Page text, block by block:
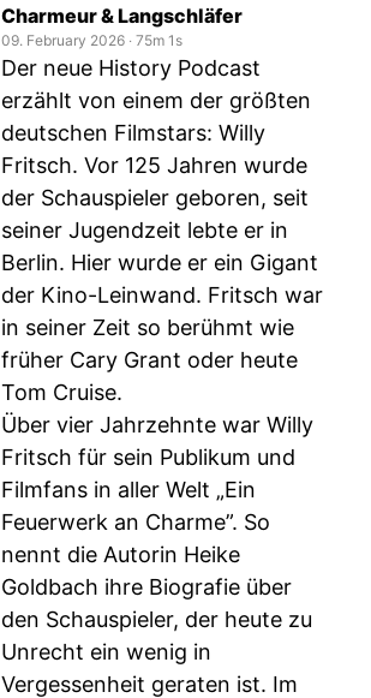
Charmeur & Langschläfer
09. February 2026 ‧ 75m 1s
Der neue History Podcast
erzählt von einem der größten
deutschen Filmstars: Willy
Fritsch. Vor 125 Jahren wurde
der Schauspieler geboren, seit
seiner Jugendzeit lebte er in
Berlin. Hier wurde er ein Gigant
der Kino-Leinwand. Fritsch war
in seiner Zeit so berühmt wie
früher Cary Grant oder heute
Tom Cruise.
Über vier Jahrzehnte war Willy
Fritsch für sein Publikum und
Filmfans in aller Welt „Ein
Feuerwerk an Charme”. So
nennt die Autorin Heike
Goldbach ihre Biografie über
den Schauspieler, der heute zu
Unrecht ein wenig in
Vergessenheit geraten ist. Im